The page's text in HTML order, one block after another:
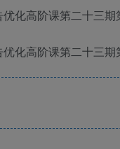
化高阶课第二十三期
化高阶课第二十三期